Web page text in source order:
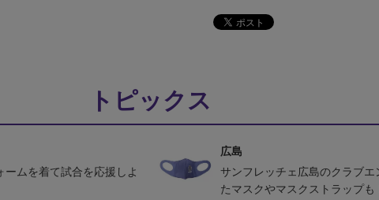
トピックス
ムを着て試合を応援しよ
広島
サンフレッチェ広島のクラブ
たマスクやマスクストラップも